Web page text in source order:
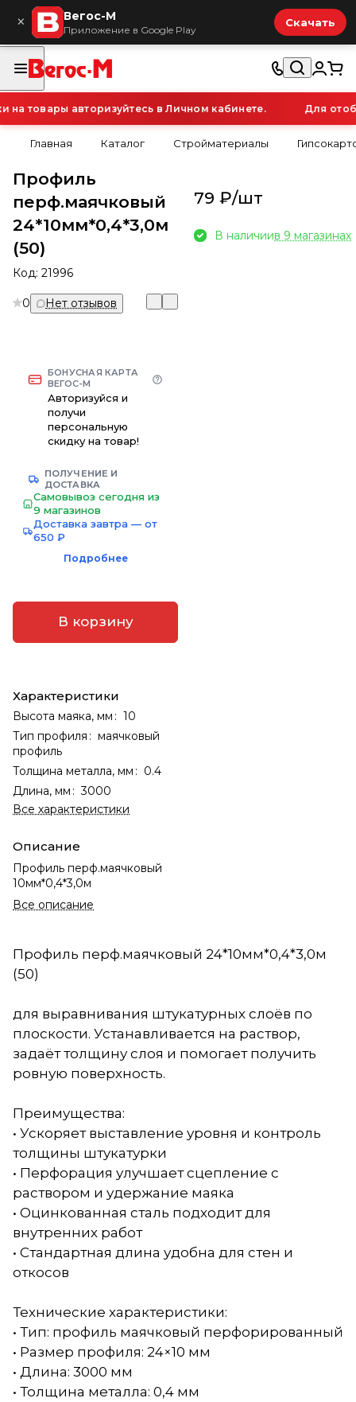
× Вегос-М
Приложение в Google Play
Скачать
товары авторизуйтесь в Личном кабинете. Для
Главная Каталог Стройматериалы
Профиль
перф.маячковый
24*10мм*0,4*3,0м
(50)
Код: 21996
0 Нет отзывов
БОНУСНАЯ КАРТА
ВЕГОС-М
Авторизуйся и
получи
персональную
скидку на товар!
ПОЛУЧЕНИЕ И
ДОСТАВКА
Самовывоз сегодня из
9 магазинов
Доставка завтра — от
650 ₽
Подробнее
В корзину
Характеристики
Высота маяка, мм : 10
Тип профиля : маячковый
профиль
Толщина металла, мм : 0.4
Длина, мм : 3000
Все характеристики
Описание
Профиль перф.маячковый
10мм*0,4*3,0м
Все описание
79 ₽/шт
В наличиив 9 магазинах
Профиль перф.маячковый 24*10мм*0,4*3,0м
(50)
для выравнивания штукатурных слоёв по
плоскости. Устанавливается на раствор,
задаёт толщину слоя и помогает получить
ровную поверхность.
Преимущества:
• Ускоряет выставление уровня и контроль
толщины штукатурки
• Перфорация улучшает сцепление с
раствором и удержание маяка
• Оцинкованная сталь подходит для
внутренних работ
• Стандартная длина удобна для стен и
откосов
Технические характеристики:
• Тип: профиль маячковый перфорированный
• Размер профиля: 24×10 мм
• Длина: 3000 мм
• Толщина металла: 0,4 мм